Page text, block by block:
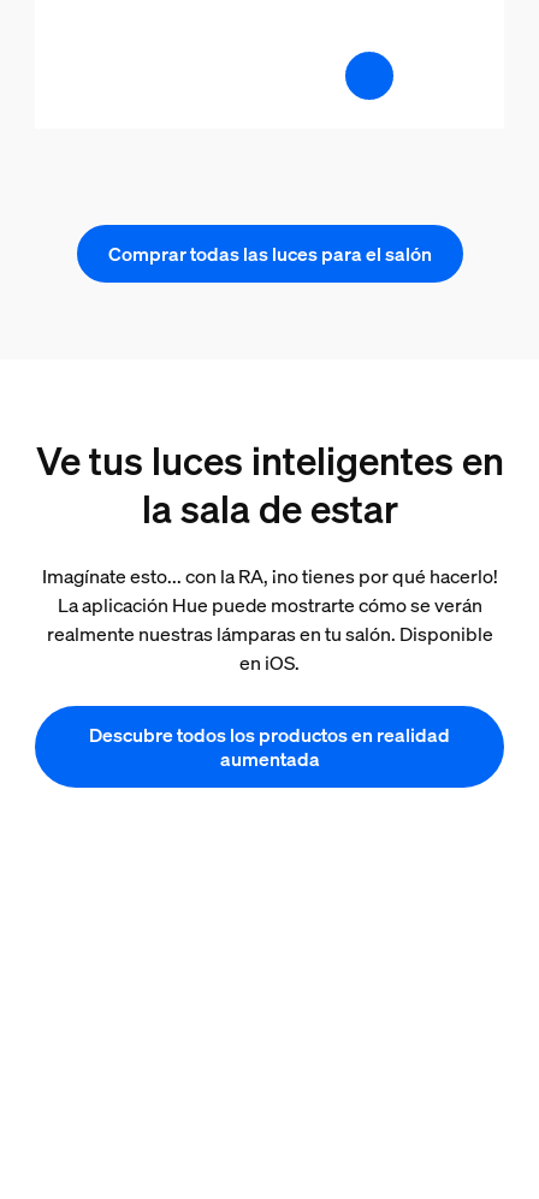
Comprar todas las luces para el salón
Ve tus luces inteligentes en
la sala de estar
Imagínate esto... con la RA, ¡no tienes por qué hacerlo!
La aplicación Hue puede mostrarte cómo se verán
realmente nuestras lámparas en tu salón. Disponible
en iOS.
Descubre todos los productos en realidad
aumentada